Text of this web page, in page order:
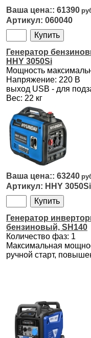
61390
060040
Генератор
HHY 3050Si
Мощность
Напряжение: 220 В
выход USB - для
Вес: 22 кг
63240
HHY 3050Si
Генератор
бензиновый, SH140
Количество фаз: 1
Максимальная
ручной старт,